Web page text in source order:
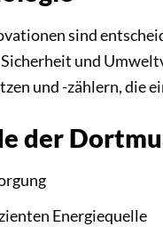
sind
und
und -zählern, die
der
Energiequelle